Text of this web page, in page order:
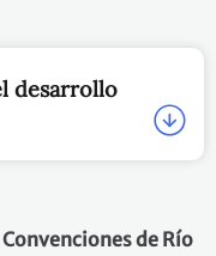
desarrollo
de Río